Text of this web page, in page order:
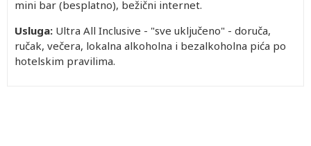
mini bar (besplatno), bežični internet.
Usluga: Ultra All Inclusive - "sve uključeno" - doruča,
ručak, večera, lokalna alkoholna i bezalkoholna pića po
hotelskim pravilima.